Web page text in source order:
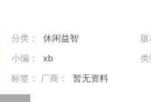
分类： 休闲益智
小编：
xb
标签：
厂商： 暂无资料